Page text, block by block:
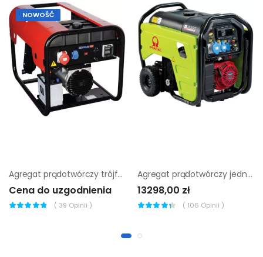
NOWOŚĆ
Agregat prądotwórczy trójfazowy Endress ESE 906 DLS ES DI
Cena do uzgodnienia
( 39 Opinii )
Agregat prądotwórczy jednofazowy Pramac S8000 AVR
13298,00 zł
( 106 Opinii )